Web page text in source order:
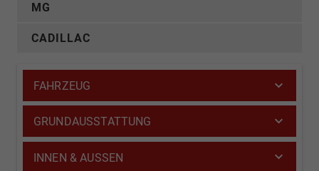
MG
CADILLAC
FAHRZEUG
GRUNDAUSSTATTUNG
INNEN & AUSSEN